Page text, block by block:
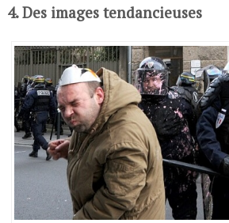
4. Des images tendancieuses